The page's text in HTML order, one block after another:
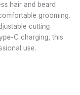
hair and beard
grooming.
cutting
C charging, this
use.